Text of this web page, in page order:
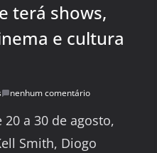
terá shows,
e cultura
nenhum comentário
20 a 30 de agosto,
Smith, Diogo